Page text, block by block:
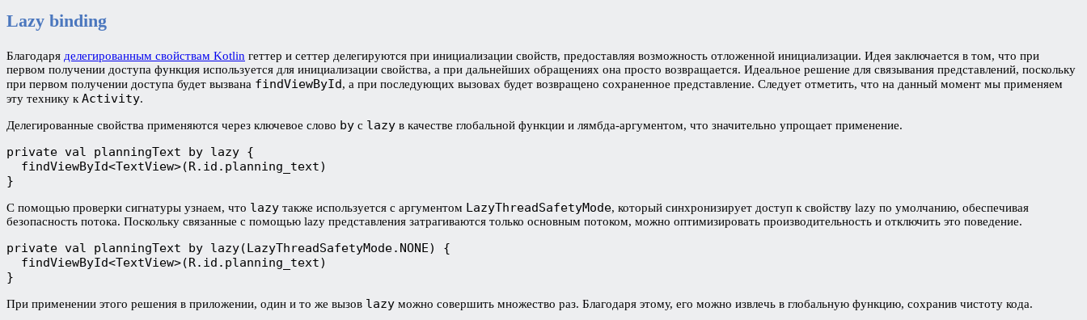
Lazy binding
Благодаря делегированным свойствам Kotlin геттер и сеттер делегируются при инициализации свойств, предоставляя возможность отложенной инициализации. Идея заключается в том, что при
первом получении доступа функция используется для инициализации свойства, а при дальнейших обращениях она просто возвращается. Идеальное решение для связывания представлений, поскольку
при первом получении доступа будет вызвана findViewById, а при последующих вызовах будет возвращено сохраненное представление. Следует отметить, что на данный момент мы применяем
эту технику к Activity.
Делегированные свойства применяются через ключевое слово by с lazy в качестве глобальной функции и лямбда-аргументом, что значительно упрощает применение.
private val planningText by lazy {
  findViewById<TextView>(R.id.planning_text)
}
С помощью проверки сигнатуры узнаем, что lazy также используется с аргументом LazyThreadSafetyMode, который синхронизирует доступ к свойству lazy по умолчанию, обеспечивая
безопасность потока. Поскольку связанные с помощью lazy представления затрагиваются только основным потоком, можно оптимизировать производительность и отключить это поведение.
private val planningText by lazy(LazyThreadSafetyMode.NONE) {
  findViewById<TextView>(R.id.planning_text)
}
При применении этого решения в приложении, один и то же вызов lazy можно совершить множество раз. Благодаря этому, его можно извлечь в глобальную функцию, сохранив чистоту кода.